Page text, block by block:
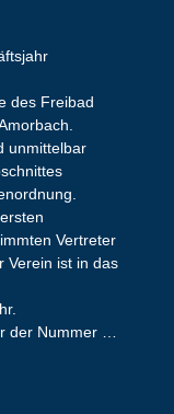
des Freibad
unmittelbar
Vertreter
Verein ist in das
der Nummer …